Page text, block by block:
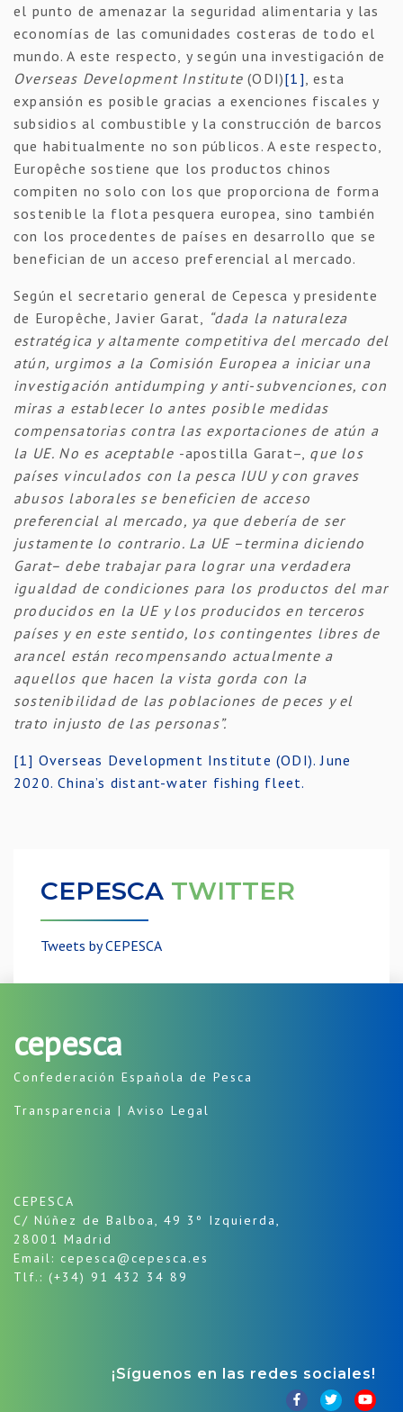
el punto de amenazar la seguridad alimentaria y las
economías de las comunidades costeras de todo el
mundo. A este respecto, y según una investigación de
Overseas Development Institute (ODI)[1] , esta
expansión es posible gracias a exenciones fiscales y
subsidios al combustible y la construcción de barcos
que habitualmente no son públicos. A este respecto,
Europêche sostiene que los productos chinos
compiten no solo con los que proporciona de forma
sostenible la flota pesquera europea, sino también
con los procedentes de países en desarrollo que se
benefician de un acceso preferencial al mercado.
Según el secretario general de Cepesca y presidente
de Europêche, Javier Garat,
“dada la naturaleza
estratégica y altamente competitiva del mercado del
atún, urgimos a la Comisión Europea a iniciar una
investigación antidumping y anti-subvenciones, con
miras a establecer lo antes posible medidas
compensatorias contra las exportaciones de atún a
la UE. No es aceptable -apostilla Garat–, que los
países vinculados con la pesca IUU y con graves
abusos laborales se beneficien de acceso
preferencial al mercado, ya que debería de ser
justamente lo contrario. La UE –termina diciendo
Garat– debe trabajar para lograr una verdadera
igualdad de condiciones para los productos del mar
producidos en la UE y los producidos en terceros
países y en este sentido, los contingentes libres de
arancel están recompensando actualmente a
aquellos que hacen la vista gorda con la
sostenibilidad de las poblaciones de peces y el
trato injusto de las personas”.
[1] Overseas Development Institute (ODI). June
2020. China’s distant-water fishing fleet.
CEPESCA TWITTER
Tweets by CEPESCA
cepesca
Confederación Española de Pesca
Transparencia | Aviso Legal
CEPESCA
C/ Núñez de Balboa, 49 3º Izquierda,
28001 Madrid
Email: cepesca@cepesca.es
Tlf.: (+34) 91 432 34 89
¡Síguenos en las redes sociales!